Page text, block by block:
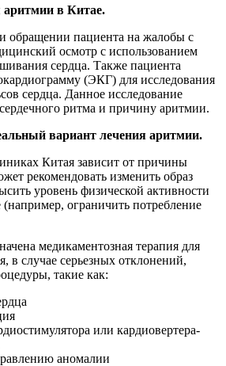
аритмии в Китае.
обращении пациента на жалобы с
осмотр с использованием
сердца. Также пациента
(ЭКГ) для исследования
сердца. Данное исследование
ритма и причину аритмии.
вариант лечения аритмии.
Китая зависит от причины
рекомендовать изменить образ
уровень физической активности
ограничить потребление
медикаментозная терапия для
в случае серьезных отклонений,
такие как:
или кардиовертера-
аномалии